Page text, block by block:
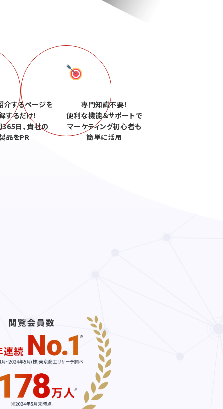
介するページを
するだけ！
日、貴社の
品をPR
専門知識不要！
便利な機能＆サポートで
マーケティング初心者も
簡単に活用